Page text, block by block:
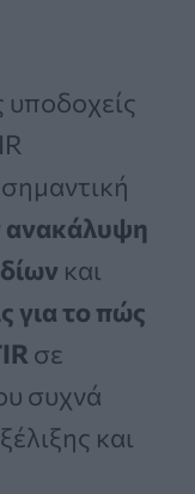
υποδοχείς
ανακάλυψη
και
για το πώς
σε
συχνά
και